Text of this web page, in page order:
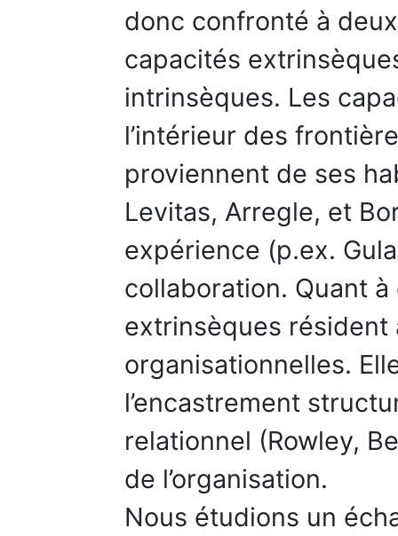
donc confronté à
capacités
intrinsèques. Les
l’intérieur des
proviennent de ses
Levitas, Arregle, et
expérience (p.ex.
collaboration. Quant
extrinsèques résident
organisationnelles.
l’encastrement
relationnel (Rowley,
de l’organisation.
Nous étudions un